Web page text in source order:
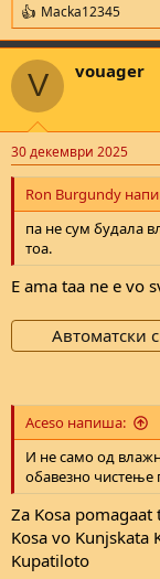
R
e
a
c
i
s
:
Macka12345
V vouager
30 декември 2025
Ron Burgundy
па не сум будала
тоа.
E ama taa ne e vo
Автоматски
Aceso напиша:
И не само од
обавезно чистење
Za Kosa pomagaat
Kosa vo Kunjskata
Kupatiloto